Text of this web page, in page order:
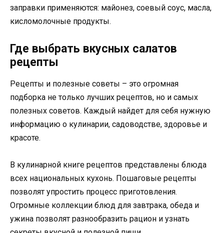
заправки применяются: майонез, соевый соус, масла,
кисломолочные продукты.
Где выбрать вкусных салатов
рецепты
Рецепты и полезные советы – это огромная
подборка не только лучших рецептов, но и самых
полезных советов. Каждый найдет для себя нужную
информацию о кулинарии, садоводстве, здоровье и
красоте.
В кулинарной книге рецептов представлены блюда
всех национальных кухонь. Пошаговые рецепты
позволят упростить процесс приготовления.
Огромные коллекции блюд для завтрака, обеда и
ужина позволят разнообразить рацион и узнать